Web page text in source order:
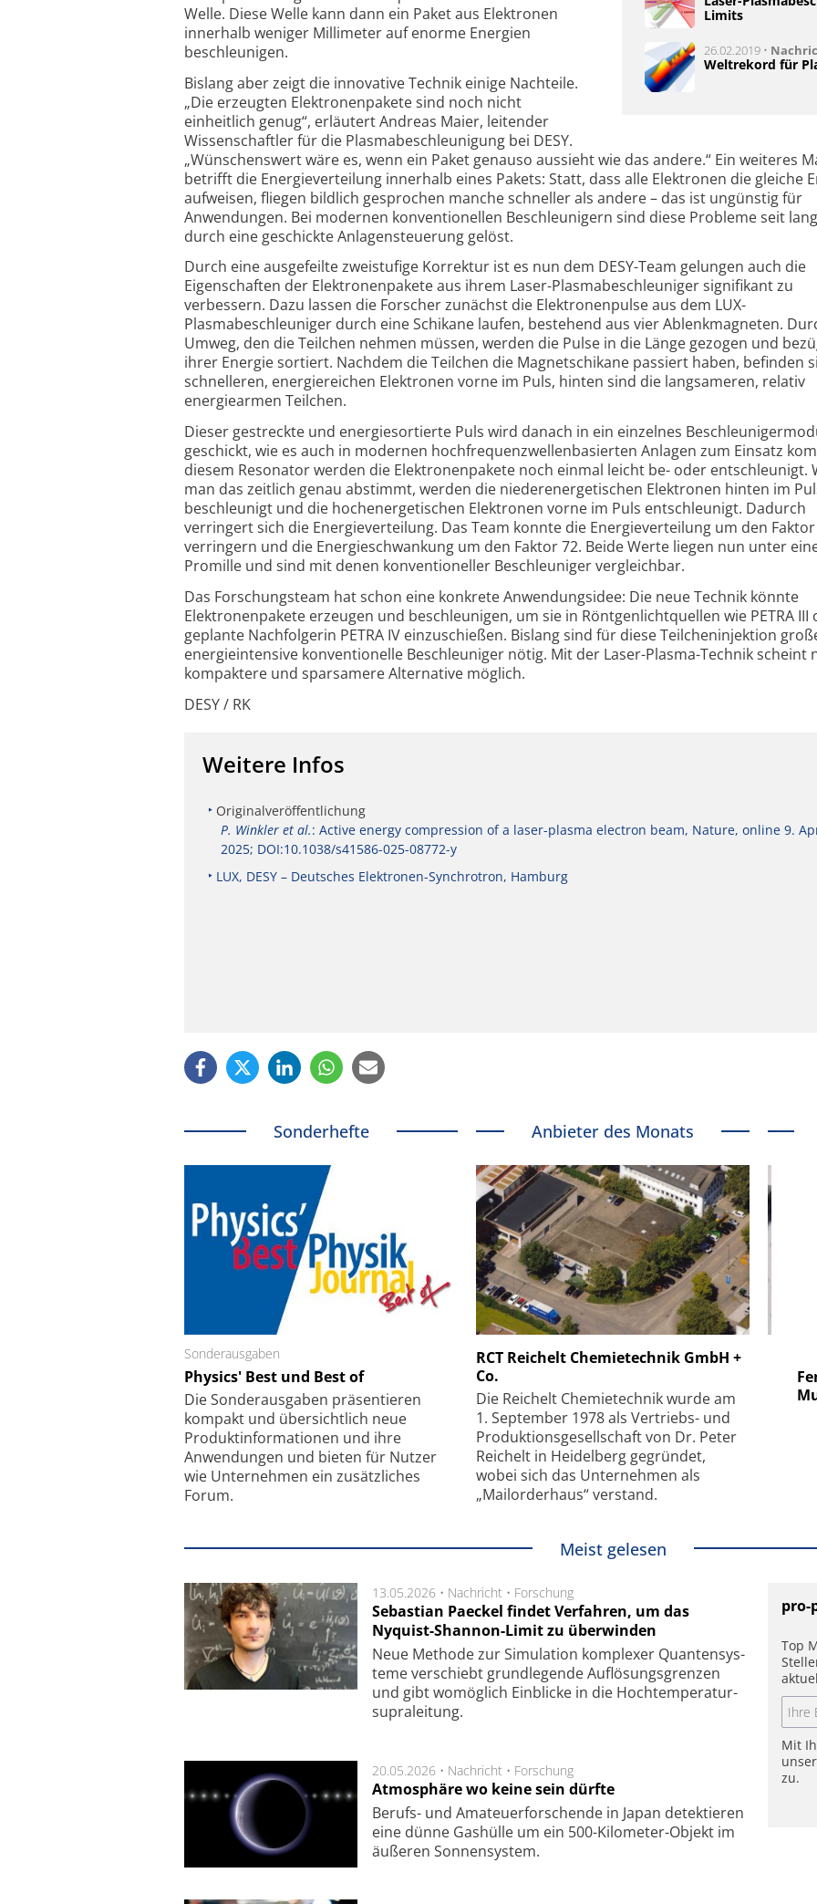
Limits
26.02.2019 •
Weltrekord für
Welle. Diese Welle kann dann ein Paket aus Elektronen
innerhalb weniger Millimeter auf enorme Energien
beschleunigen.
Bislang aber zeigt die innovative Technik einige Nachteile.
„Die erzeugten Elektronenpakete sind noch nicht
einheitlich genug“, erläutert Andreas Maier, leitender
Wissenschaftler für die Plasmabeschleunigung bei DESY.
„Wünschenswert wäre es, wenn ein Paket genauso aussieht wie das andere.“ Ein weiteres
betrifft die Energieverteilung innerhalb eines Pakets: Statt, dass alle Elektronen die gleiche
aufweisen, fliegen bildlich gesprochen manche schneller als andere – das ist ungünstig für
Anwendungen. Bei modernen konventionellen Beschleunigern sind diese Probleme seit
durch eine geschickte Anlagensteuerung gelöst.
Durch eine ausgefeilte zweistufige Korrektur ist es nun dem DESY-Team gelungen auch die
Eigenschaften der Elektronenpakete aus ihrem Laser-Plasmabeschleuniger signifikant zu
verbessern. Dazu lassen die Forscher zunächst die Elektronenpulse aus dem LUX-
Plasmabeschleuniger durch eine Schikane laufen, bestehend aus vier Ablenkmagneten.
Umweg, den die Teilchen nehmen müssen, werden die Pulse in die Länge gezogen und
ihrer Energie sortiert. Nachdem die Teilchen die Magnetschikane passiert haben, befinden
schnelleren, energiereichen Elektronen vorne im Puls, hinten sind die langsameren, relativ
energiearmen Teilchen.
Dieser gestreckte und energiesortierte Puls wird danach in ein einzelnes
geschickt, wie es auch in modernen hochfrequenzwellenbasierten Anlagen zum Einsatz
diesem Resonator werden die Elektronenpakete noch einmal leicht be- oder entschleunigt.
man das zeitlich genau abstimmt, werden die niederenergetischen Elektronen hinten im
beschleunigt und die hochenergetischen Elektronen vorne im Puls entschleunigt. Dadurch
verringert sich die Energieverteilung. Das Team konnte die Energieverteilung um den
verringern und die Energieschwankung um den Faktor 72. Beide Werte liegen nun unter
Promille und sind mit denen konventioneller Beschleuniger vergleichbar.
Das Forschungsteam hat schon eine konkrete Anwendungsidee: Die neue Technik könnte
Elektronenpakete erzeugen und beschleunigen, um sie in Röntgenlichtquellen wie PETRA III
geplante Nachfolgerin PETRA IV einzuschießen. Bislang sind für diese Teilcheninjektion
energieintensive konventionelle Beschleuniger nötig. Mit der Laser-Plasma-Technik scheint
kompaktere und sparsamere Alternative möglich.
DESY / RK
Weitere Infos
Originalveröffentlichung
P. Winkler et al.: Active energy compression of a laser-plasma electron beam, Nature, online 9.
2025; DOI:10.1038/s41586-025-08772-y
LUX, DESY – Deutsches Elektronen-Synchrotron, Hamburg
Sonderhefte
Sonderausgaben
Physics' Best und Best of
Die Sonder­ausgaben präsentieren
kompakt und übersichtlich neue
Produkt­informationen und ihre
Anwendungen und bieten für Nutzer
wie Unternehmen ein zusätzliches
Forum.
Anbieter des Monats
RCT Reichelt Chemietechnik GmbH +
Co.
Die Reichelt Chemietechnik wurde am
1. September 1978 als Vertriebs- und
Produktionsgesellschaft von Dr. Peter
Reichelt in Heidelberg gegründet,
wobei sich das Unternehmen als
„Mailorderhaus“ verstand.
Faserkoppler mit Super-
Feinfokussierungsmechanismus
SmarAct GmbH
kleinstem Raum
Meist gelesen
13.05.2026 • Nachricht • Forschung
Sebastian Paeckel findet Verfahren, um das
Nyquist-Shannon-Limit zu überwinden
Neue Methode zur Simu­la­tion kom­ple­xer Quan­ten­sys­
te­me ver­schiebt grund­le­gen­de Auf­lösungs­gren­zen
und gibt wo­mög­lich Ein­blicke in die Hoch­tempe­ra­tur­
supra­lei­tung.
20.05.2026 • Nachricht • Forschung
Atmosphäre wo keine sein dürfte
Berufs- und Ama­teuer­for­schen­de in Japan de­tek­tie­ren
eine dün­ne Gas­hül­le um ein 500-Kilo­meter-Objekt im
äu­ße­ren Son­nen­sys­tem.
pro-
Top
Mit
zu.